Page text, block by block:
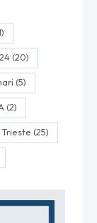
(20)
(5)
(2)
(25)